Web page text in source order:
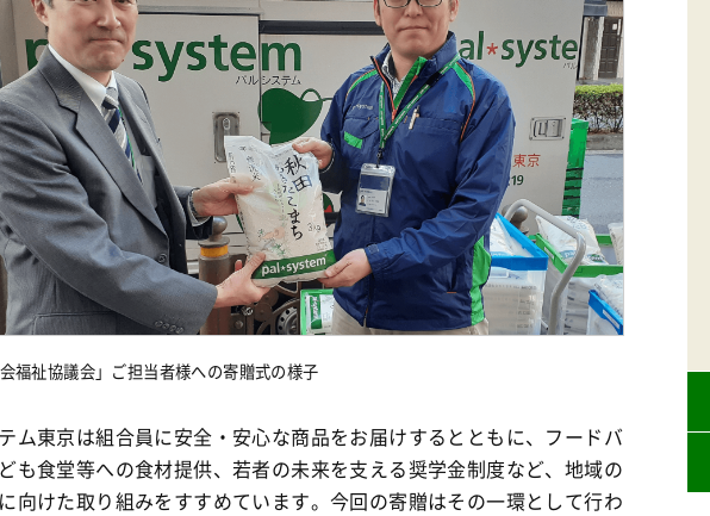
会福祉協議会」ご担当者様への寄贈式の様子
ム東京は組合員に安全・安心な商品をお届けするとともに、フードバ
も食堂等への食材提供、若者の未来を支える奨学金制度など、地域の
向けた取り組みをすすめています。今回の寄贈はその一環として行わ